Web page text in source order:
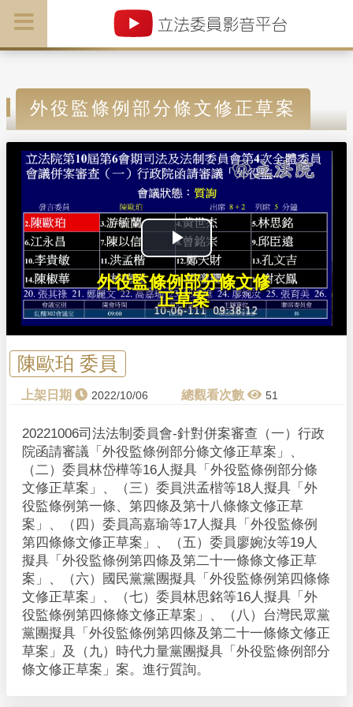
外役監條例部分條文修正草案
P
l
a
V
i
d
e
o
外役監條例部分條文修
正草案
陳歐珀 委員
2022/10/06 51
20221006司法法制委員會-針對併案審查（一）行政
院函請審議「外役監條例部分條文修正草案」、
（二）委員林岱樺等16人擬具「外役監條例部分條
文修正草案」、（三）委員洪孟楷等18人擬具「外
役監條例第一條、第四條及第十八條條文修正草
案」、（四）委員高嘉瑜等17人擬具「外役監條例
第四條條文修正草案」、（五）委員廖婉汝等19人
擬具「外役監條例第四條及第二十一條條文修正草
案」、（六）國民黨黨團擬具「外役監條例第四條條
文修正草案」、（七）委員林思銘等16人擬具「外
役監條例第四條條文修正草案」、（八）台灣民眾黨
黨團擬具「外役監條例第四條及第二十一條條文修正
草案」及（九）時代力量黨團擬具「外役監條例部分
條文修正草案」案。進行質詢。